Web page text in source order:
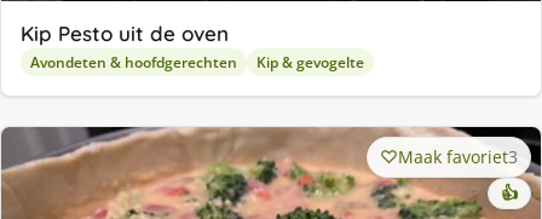
Kip Pesto uit de oven
Avondeten & hoofdgerechten Kip & gevogelte
Maak favoriet3
👍